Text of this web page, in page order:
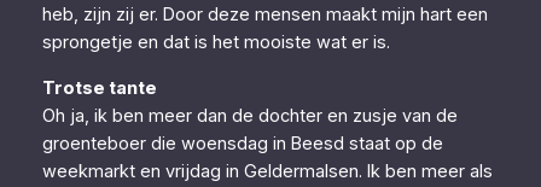
heb, zijn zij er. Door deze mensen maakt mijn hart een
sprongetje en dat is het mooiste wat er is.
Trotse tante
Oh ja, ik ben meer dan de dochter en zusje van de
groenteboer die woensdag in Beesd staat op de
weekmarkt en vrijdag in Geldermalsen. Ik ben meer als